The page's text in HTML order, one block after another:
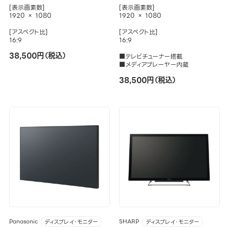
[表示画素数]
1920 × 1080
[アスペクト比]
16:9
38,500円（税込）
[表示画素数]
1920 × 1080
[アスペクト比]
16:9
■テレビチューナー搭載
■メディアプレーヤー内蔵
38,500円（税込）
Panasonic ディスプレイ・モニター SHARP ディスプレイ・モニター